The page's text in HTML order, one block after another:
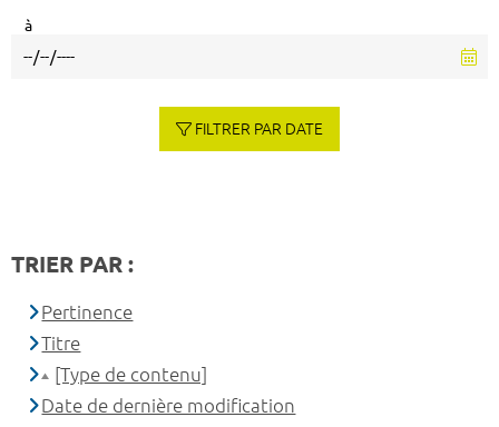
à
FILTRER PAR DATE
TRIER PAR :
Pertinence
Titre
[Type de contenu]
Date de dernière modification